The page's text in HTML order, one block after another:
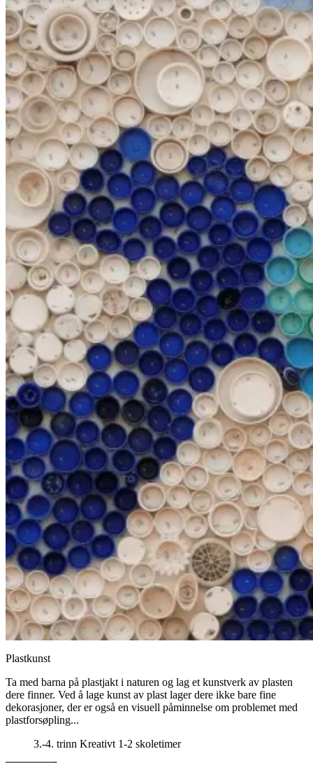
Plastkunst
Ta med barna på plastjakt i naturen og lag et kunstverk av plasten
dere finner. Ved å lage kunst av plast lager dere ikke bare fine
dekorasjoner, der er også en visuell påminnelse om problemet med
plastforsøpling...
3.-4. trinn Kreativt 1-2 skoletimer